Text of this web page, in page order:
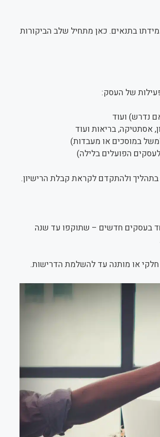
בתנאים. כאן מתחיל שלב
של העסק:
נדרש) ועוד
אסתטיקה, בריאות ועוד
במוסכים או מעבדות)
הפועלים בלילה)
ולהתקדם לקראת קבלת
בעסקים חדשים – שתוקפו עד שנה